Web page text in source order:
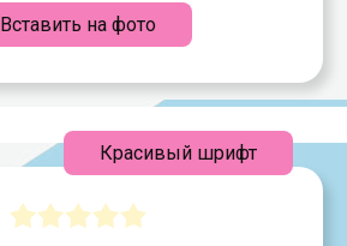
Вставить на фото
Красивый шрифт